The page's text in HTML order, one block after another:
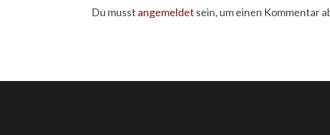
Du musst angemeldet sein, um einen Kommentar